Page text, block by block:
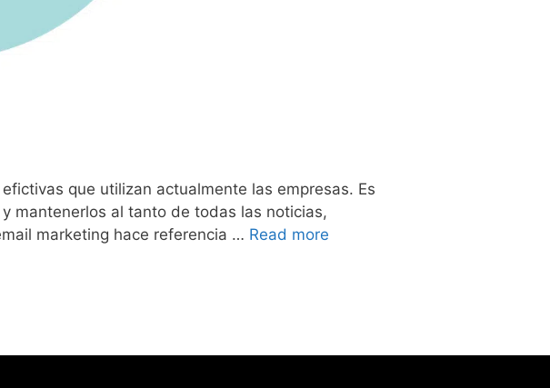
que utilizan actualmente las empresas. Es
mantenerlos al tanto de todas las noticias,
marketing hace referencia … Read more